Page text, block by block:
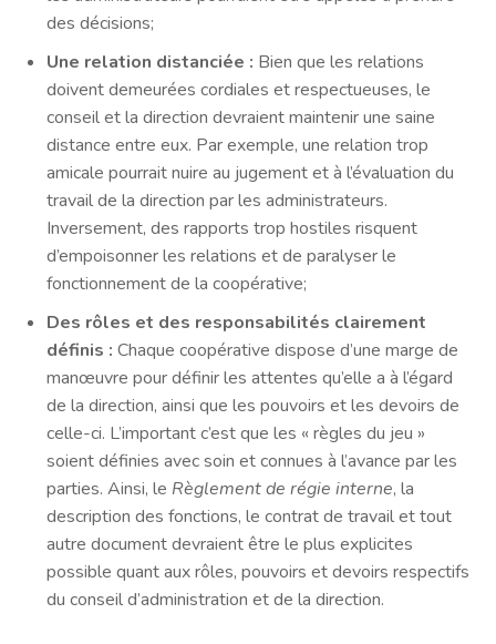
des décisions;
Une relation distanciée : Bien que les relations
doivent demeurées cordiales et respectueuses, le
conseil et la direction devraient maintenir une saine
distance entre eux. Par exemple, une relation trop
amicale pourrait nuire au jugement et à l’évaluation du
travail de la direction par les administrateurs.
Inversement, des rapports trop hostiles risquent
d’empoisonner les relations et de paralyser le
fonctionnement de la coopérative;
Des rôles et des responsabilités clairement
définis : Chaque coopérative dispose d’une marge de
manœuvre pour définir les attentes qu’elle a à l’égard
de la direction, ainsi que les pouvoirs et les devoirs de
celle-ci. L’important c’est que les « règles du jeu »
soient définies avec soin et connues à l’avance par les
parties. Ainsi, le Règlement de régie interne, la
description des fonctions, le contrat de travail et tout
autre document devraient être le plus explicites
possible quant aux rôles, pouvoirs et devoirs respectifs
du conseil d’administration et de la direction.